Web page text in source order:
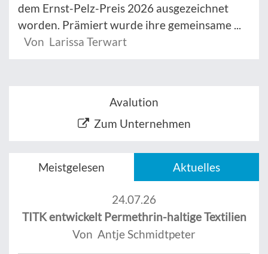
dem Ernst-Pelz-Preis 2026 ausgezeichnet
worden. Prämiert wurde ihre gemeinsame ...
Von Larissa Terwart
Avalution
Zum Unternehmen
Meistgelesen Aktuelles
24.07.26
TITK entwickelt Permethrin-haltige Textilien
Von Antje Schmidtpeter